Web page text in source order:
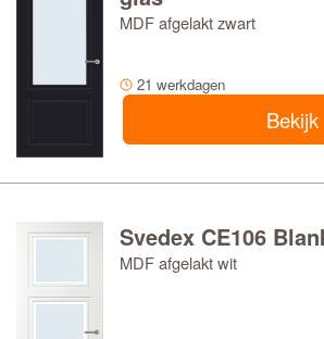
MDF afgelakt zwart
21 werkdagen
Bekijk
Svedex CE106
MDF afgelakt wit